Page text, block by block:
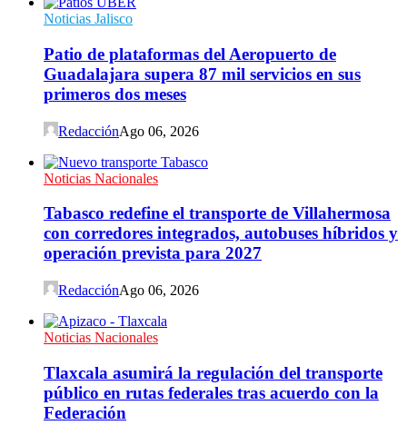
Noticias Jalisco
Patio de plataformas del Aeropuerto de
Guadalajara supera 87 mil servicios en sus
primeros dos meses
RedacciónAgo 06, 2026
Noticias Nacionales
Tabasco redefine el transporte de Villahermosa
con corredores integrados, autobuses híbridos y
operación prevista para 2027
RedacciónAgo 06, 2026
Noticias Nacionales
Tlaxcala asumirá la regulación del transporte
público en rutas federales tras acuerdo con la
Federación